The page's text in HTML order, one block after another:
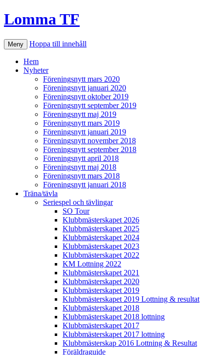
Lomma TF
Meny Hoppa till innehåll
Hem
Nyheter
Föreningsnytt mars 2020
Föreningsnytt januari 2020
Föreningsnytt oktober 2019
Föreningsnytt september 2019
Föreningsnytt maj 2019
Föreningsnytt mars 2019
Föreningsnytt januari 2019
Föreningsnytt november 2018
Föreningsnytt september 2018
Föreningsnytt april 2018
Föreningsnytt maj 2018
Föreningsnytt mars 2018
Föreningsnytt januari 2018
Träna/tävla
Seriespel och tävlingar
SO Tour
Klubbmästerskapet 2026
Klubbmästerskapet 2025
Klubbmästerskapet 2024
Klubbmästerskapet 2023
Klubbmästerskapet 2022
KM Lottning 2022
Klubbmästerskapet 2021
Klubbmästerskapet 2020
Klubbmästerskapet 2019
Klubbmästerskapet 2019 Lottning & resultat
Klubbmästerskapet 2018
Klubbmästerskapet 2018 lottning
Klubbmästerskapet 2017
Klubbmästerskapet 2017 lottning
Klubbmästerskap 2016 Lottning & Resultat
Föräldraguide